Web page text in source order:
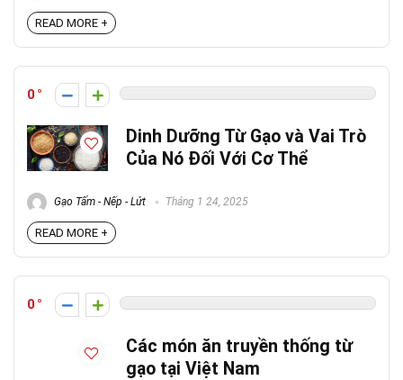
READ MORE +
0
Dinh Dưỡng Từ Gạo và Vai Trò
Của Nó Đối Với Cơ Thể
Gạo Tấm - Nếp - Lứt Tháng 1 24, 2025
READ MORE +
0
Các món ăn truyền thống từ
gạo tại Việt Nam